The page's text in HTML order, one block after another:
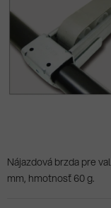
Nájazdová brzda pre
mm, hmotnosť 60 g.